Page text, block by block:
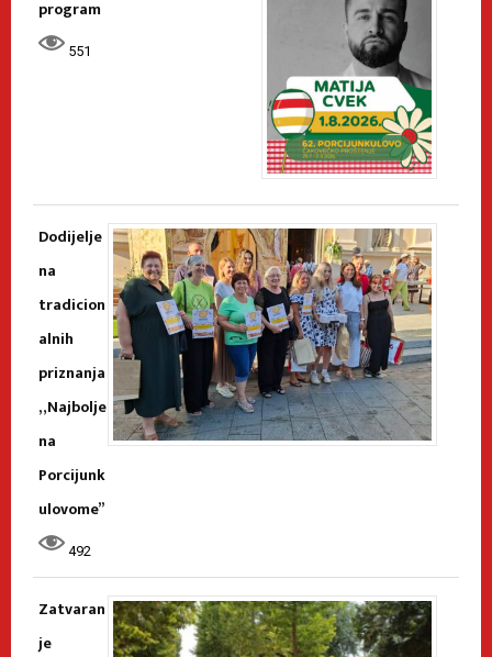
program
551
Dodijelje
na
tradicion
alnih
priznanja
„Najbolje
na
Porcijunk
ulovome”
492
Zatvaran
je